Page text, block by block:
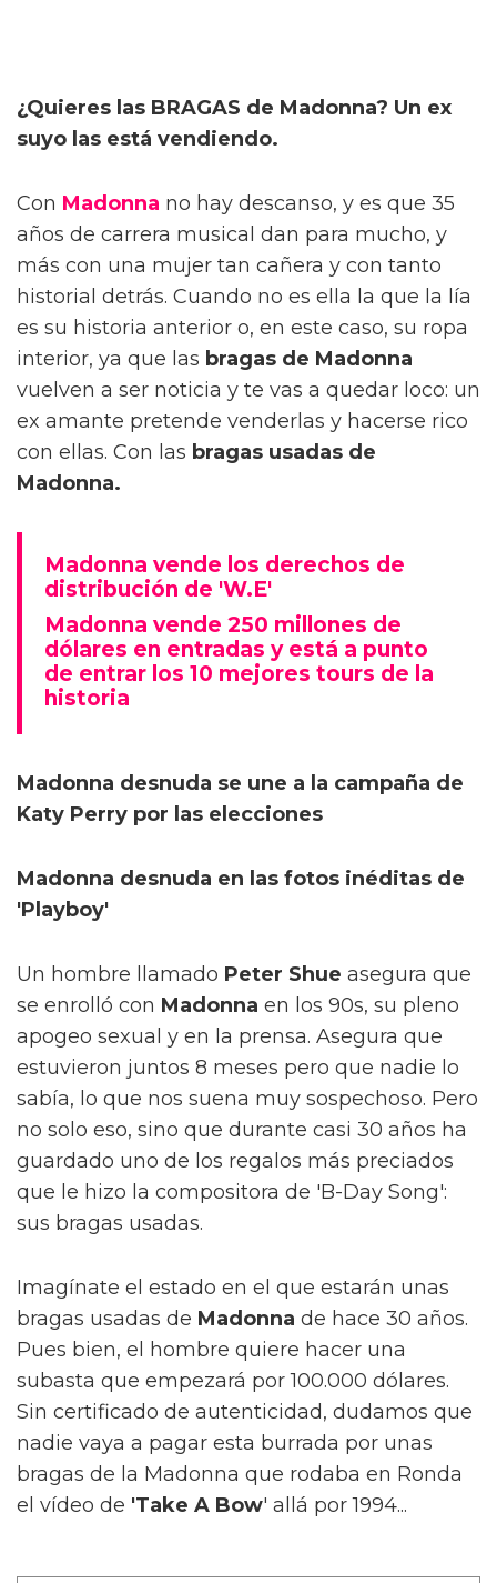
¿Quieres las BRAGAS de Madonna? Un ex
suyo las está vendiendo.
Con Madonna no hay descanso, y es que 35
años de carrera musical dan para mucho, y
más con una mujer tan cañera y con tanto
historial detrás. Cuando no es ella la que la lía
es su historia anterior o, en este caso, su ropa
interior, ya que las bragas de Madonna
vuelven a ser noticia y te vas a quedar loco: un
ex amante pretende venderlas y hacerse rico
con ellas. Con las bragas usadas de
Madonna.
Madonna vende los derechos de
distribución de 'W.E'
Madonna vende 250 millones de
dólares en entradas y está a punto
de entrar los 10 mejores tours de la
historia
Madonna desnuda se une a la campaña de
Katy Perry por las elecciones
Madonna desnuda en las fotos inéditas de
'Playboy'
Un hombre llamado Peter Shue asegura que
se enrolló con Madonna en los 90s, su pleno
apogeo sexual y en la prensa. Asegura que
estuvieron juntos 8 meses pero que nadie lo
sabía, lo que nos suena muy sospechoso. Pero
no solo eso, sino que durante casi 30 años ha
guardado uno de los regalos más preciados
que le hizo la compositora de 'B-Day Song':
sus bragas usadas.
Imagínate el estado en el que estarán unas
bragas usadas de Madonna de hace 30 años.
Pues bien, el hombre quiere hacer una
subasta que empezará por 100.000 dólares.
Sin certificado de autenticidad, dudamos que
nadie vaya a pagar esta burrada por unas
bragas de la Madonna que rodaba en Ronda
el vídeo de 'Take A Bow' allá por 1994...